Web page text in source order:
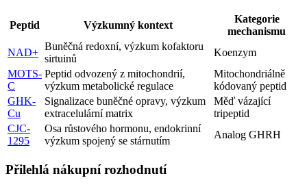
Peptid Výzkumný kontext
Kategorie
mechanismu
NAD+
Buněčná redoxní, výzkum kofaktoru
sirtuinů
Koenzym
MOTS-
C
Peptid odvozený z mitochondrií,
výzkum metabolické regulace
Mitochondriálně
kódovaný peptid
GHK-
Cu
Signalizace buněčné opravy, výzkum
extracelulární matrix
Měď vázající
tripeptid
CJC-
1295
Osa růstového hormonu, endokrinní
výzkum spojený se stárnutím
Analog GHRH
Přilehlá nákupní rozhodnutí